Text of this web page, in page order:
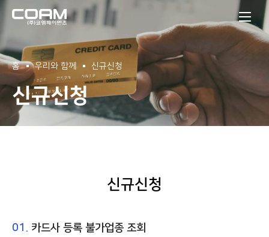
(주)코엠페이먼츠
홈 우리와 함께 신규신청
신규신청
신규신청
01. 카드사 등록 불가업종 조회